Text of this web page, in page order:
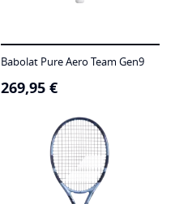
Babolat Pure Aero Team Gen9
269,95 €